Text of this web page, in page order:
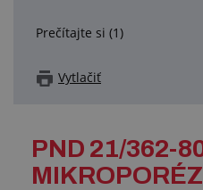
Prečítajte si (1)
Vytlačiť
PND 21/362-